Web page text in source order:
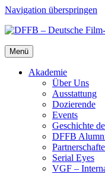
Navigation überspringen
Menü
Aka­de­mie
Über Uns
Aus­stat­tung
Dozie­ren­de
Events
Geschich­te
DFFB
Seri­al Eyes
VGF –